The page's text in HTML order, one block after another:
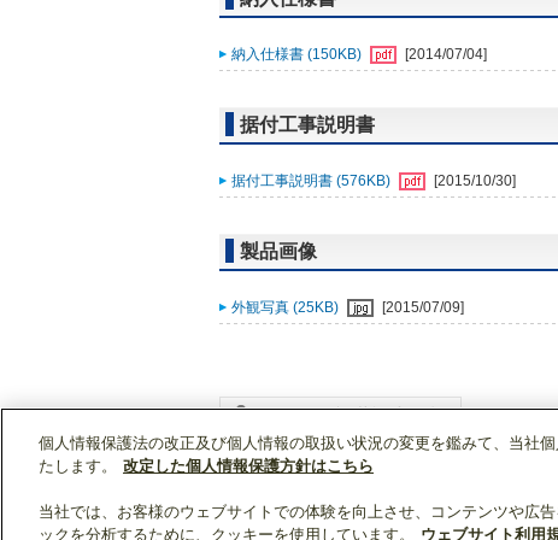
納入仕様書 (150KB) [2014/07/04]
据付工事説明書
据付工事説明書 (576KB) [2015/10/30]
製品画像
外観写真 (25KB) [2015/07/09]
WIN2Kトップ 製品情報
個人情報保護法の改正及び個人情報の取扱い状況の変更を鑑みて、当社
たします。
改定した個人情報保護方針はこちら
当社では、お客様のウェブサイトでの体験を向上させ、コンテンツや広
ックを分析するために、クッキーを使用しています。
ウェブサイト利用